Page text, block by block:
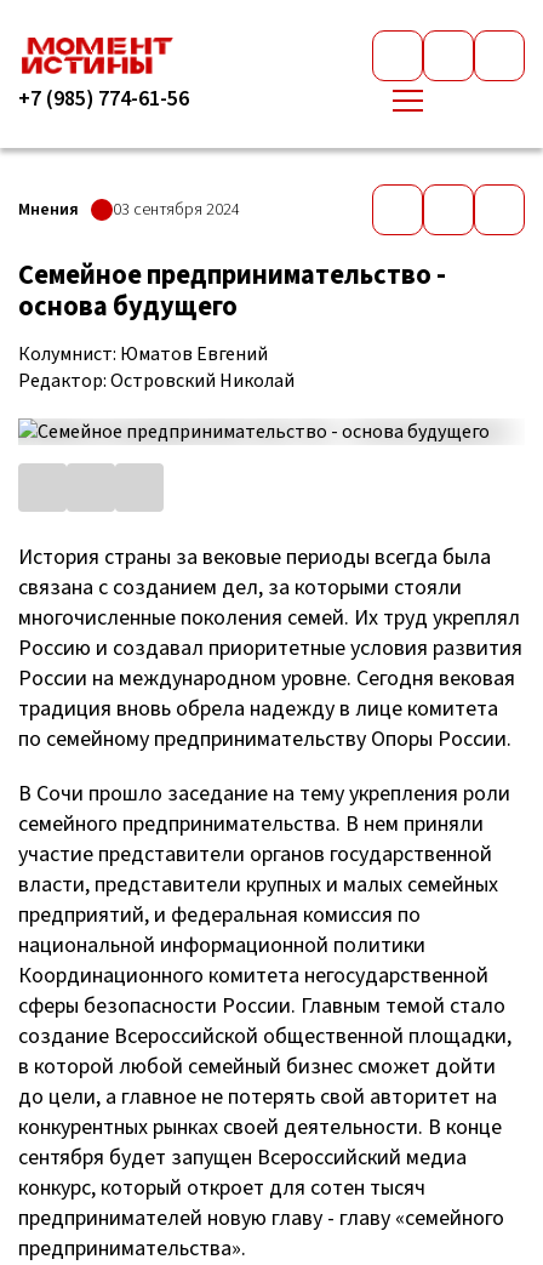
+7 (985) 774-61-56
Мнения 03 сентября 2024
Семейное предпринимательство -
основа будущего
Колумнист: Юматов Евгений
Редактор: Островский Николай
История страны за вековые периоды всегда была
связана с созданием дел, за которыми стояли
многочисленные поколения семей. Их труд укреплял
Россию и создавал приоритетные условия развития
России на международном уровне. Сегодня вековая
традиция вновь обрела надежду в лице комитета
по семейному предпринимательству Опоры России.
В Сочи прошло заседание на тему укрепления роли
семейного предпринимательства. В нем приняли
участие представители органов государственной
власти, представители крупных и малых семейных
предприятий, и федеральная комиссия по
национальной информационной политики
Координационного комитета негосударственной
сферы безопасности России. Главным темой стало
создание Всероссийской общественной площадки,
в которой любой семейный бизнес сможет дойти
до цели, а главное не потерять свой авторитет на
конкурентных рынках своей деятельности. В конце
сентября будет запущен Всероссийский медиа
конкурс, который откроет для сотен тысяч
предпринимателей новую главу - главу «семейного
предпринимательства».